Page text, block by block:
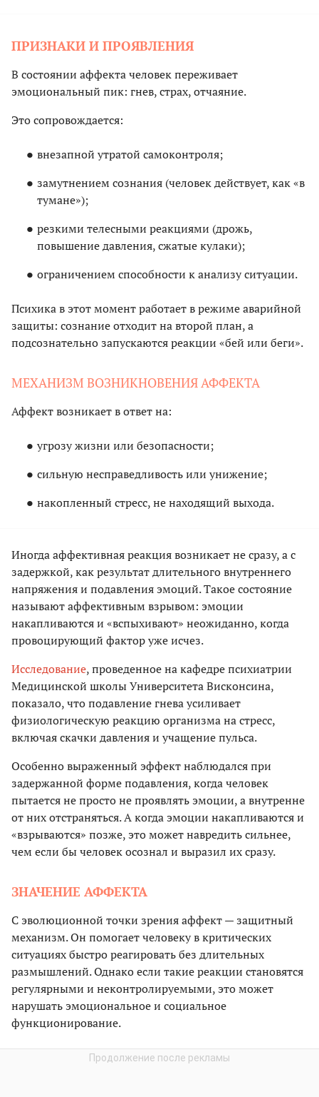
ПРИЗНАКИ И ПРОЯВЛЕНИЯ
В состоянии аффекта человек переживает
эмоциональный пик: гнев, страх, отчаяние.
Это сопровождается:
внезапной утратой самоконтроля;
замутнением сознания (человек действует, как «в
тумане»);
резкими телесными реакциями (дрожь,
повышение давления, сжатые кулаки);
ограничением способности к анализу ситуации.
Психика в этот момент работает в режиме аварийной
защиты: сознание отходит на второй план, а
подсознательно запускаются реакции «бей или беги».
МЕХАНИЗМ ВОЗНИКНОВЕНИЯ АФФЕКТА
Аффект возникает в ответ на:
угрозу жизни или безопасности;
сильную несправедливость или унижение;
накопленный стресс, не находящий выхода.
Иногда аффективная реакция возникает не сразу, а с
задержкой, как результат длительного внутреннего
напряжения и подавления эмоций. Такое состояние
называют аффективным взрывом: эмоции
накапливаются и «вспыхивают» неожиданно, когда
провоцирующий фактор уже исчез.
Исследование, проведенное на кафедре психиатрии
Медицинской школы Университета Висконсина,
показало, что подавление гнева усиливает
физиологическую реакцию организма на стресс,
включая скачки давления и учащение пульса.
Особенно выраженный эффект наблюдался при
задержанной форме подавления, когда человек
пытается не просто не проявлять эмоции, а внутренне
от них отстраняться. А когда эмоции накапливаются и
«взрываются» позже, это может навредить сильнее,
чем если бы человек осознал и выразил их сразу.
ЗНАЧЕНИЕ АФФЕКТА
С эволюционной точки зрения аффект — защитный
механизм. Он помогает человеку в критических
ситуациях быстро реагировать без длительных
размышлений. Однако если такие реакции становятся
регулярными и неконтролируемыми, это может
нарушать эмоциональное и социальное
функционирование.